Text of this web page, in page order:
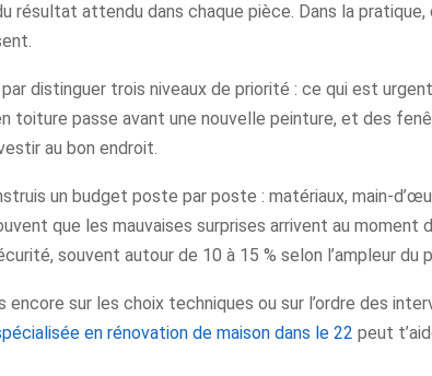
résultat attendu dans chaque pièce. Dans la
distinguer trois niveaux de priorité : ce qui est
toiture passe avant une nouvelle peinture, et des
au bon endroit.
un budget poste par poste : matériaux, main-
que les mauvaises surprises arrivent au moment
souvent autour de 10 à 15 % selon l’ampleur du
encore sur les choix techniques ou sur l’ordre des
en rénovation de maison dans le 22 peut